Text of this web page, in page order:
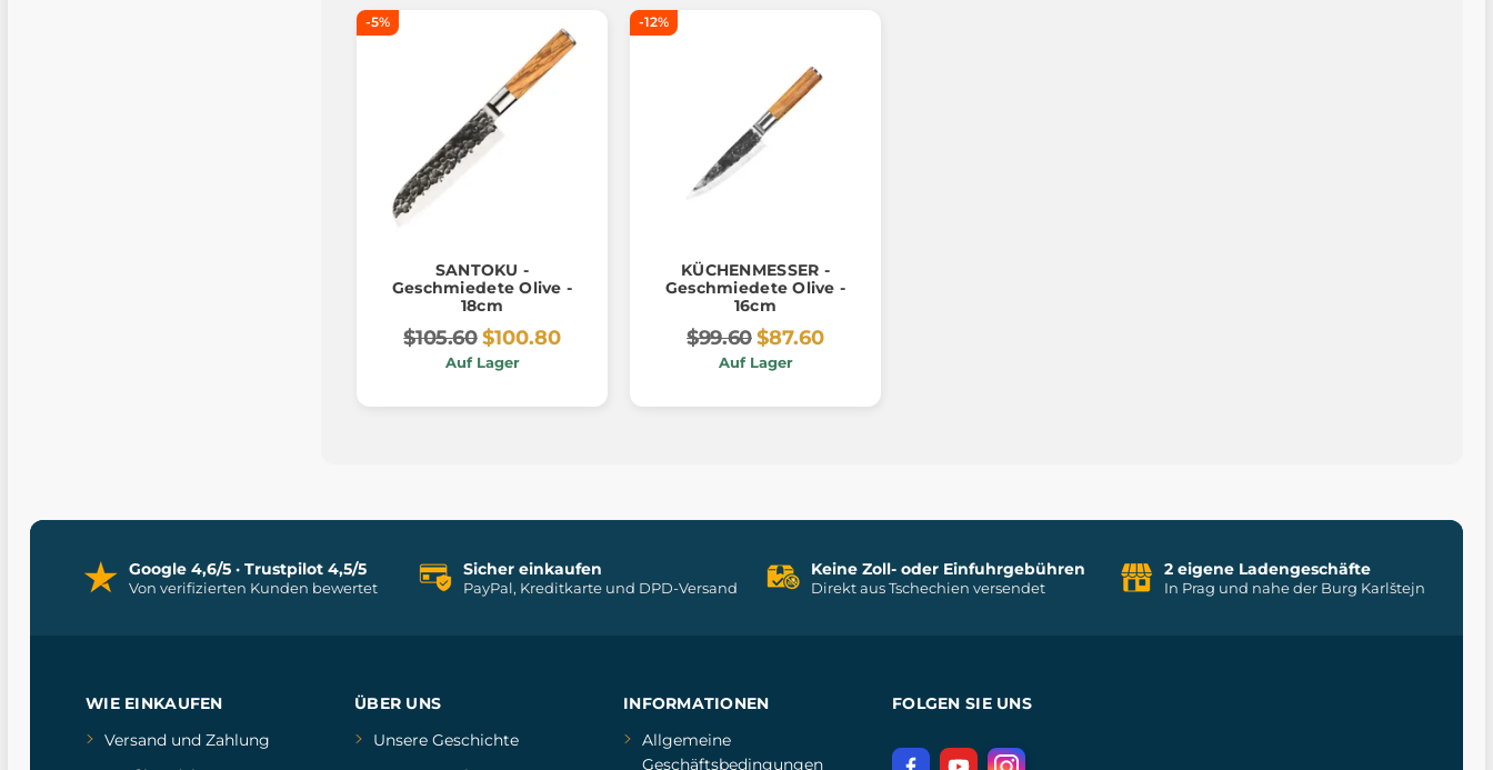
-5%
SANTOKU -
Geschmiedete Olive -
18cm
$105.60$100.80
Auf Lager
-12%
KÜCHENMESSER -
Geschmiedete Olive -
16cm
$99.60$87.60
Auf Lager
Google 4,6/5 · Trustpilot 4,5/5
Von verifizierten Kunden bewertet
Sicher einkaufen
PayPal, Kreditkarte und DPD-Versand
Keine Zoll- oder Einfuhrgebühren
Direkt aus Tschechien versendet
2 eigene Ladengeschäfte
In Prag und nahe der Burg Karlštejn
WIE EINKAUFEN
Versand und Zahlung
ÜBER UNS
Unsere Geschichte
INFORMATIONEN
Allgemeine
Geschäftsbedingungen
FOLGEN SIE UNS